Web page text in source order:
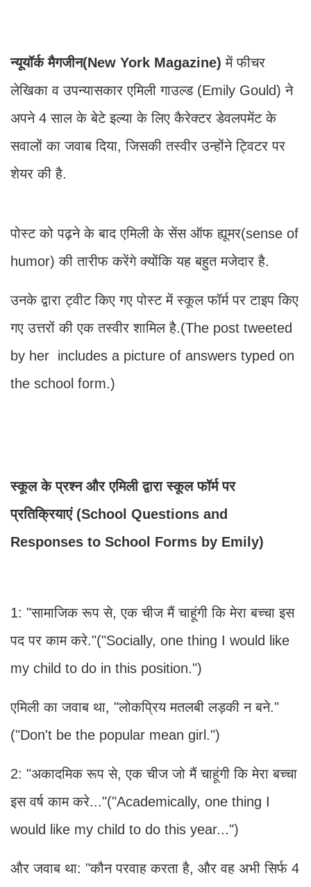
न्यूयॉर्क मैगजीन(New York Magazine)में फीचर
लेखिका व उपन्यासकार एमिली गाउल्ड (Emily Gould) ने
अपने 4 साल के बेटे इल्या के लिए कैरेक्टर डेवलपमेंट के
सवालों का जवाब दिया, जिसकी तस्वीर उन्होंने ट्विटर पर
शेयर की है.
पोस्ट को पढ़ने के बाद एमिली के सेंस ऑफ ह्यूमर(sense of
humor) की तारीफ करेंगे क्योंकि यह बहुत मजेदार है.
उनके द्वारा ट्वीट किए गए पोस्ट में स्कूल फॉर्म पर टाइप किए
गए उत्तरों की एक तस्वीर शामिल है.(The post tweeted
by her includes a picture of answers typed on
the school form.)
स्कूल के प्रश्न और एमिली द्वारा स्कूल फॉर्म पर
प्रतिक्रियाएं (School Questions and
Responses to School Forms by Emily)
1: "सामाजिक रूप से, एक चीज मैं चाहूंगी कि मेरा बच्चा इस
पद पर काम करे."("Socially, one thing I would like
my child to do in this position.")
एमिली का जवाब था, "लोकप्रिय मतलबी लड़की न बने."
("Don't be the popular mean girl.")
2: "अकादमिक रूप से, एक चीज जो मैं चाहूंगी कि मेरा बच्चा
इस वर्ष काम करे..."("Academically, one thing I
would like my child to do this year...")
और जवाब था: "कौन परवाह करता है, और वह अभी सिर्फ 4